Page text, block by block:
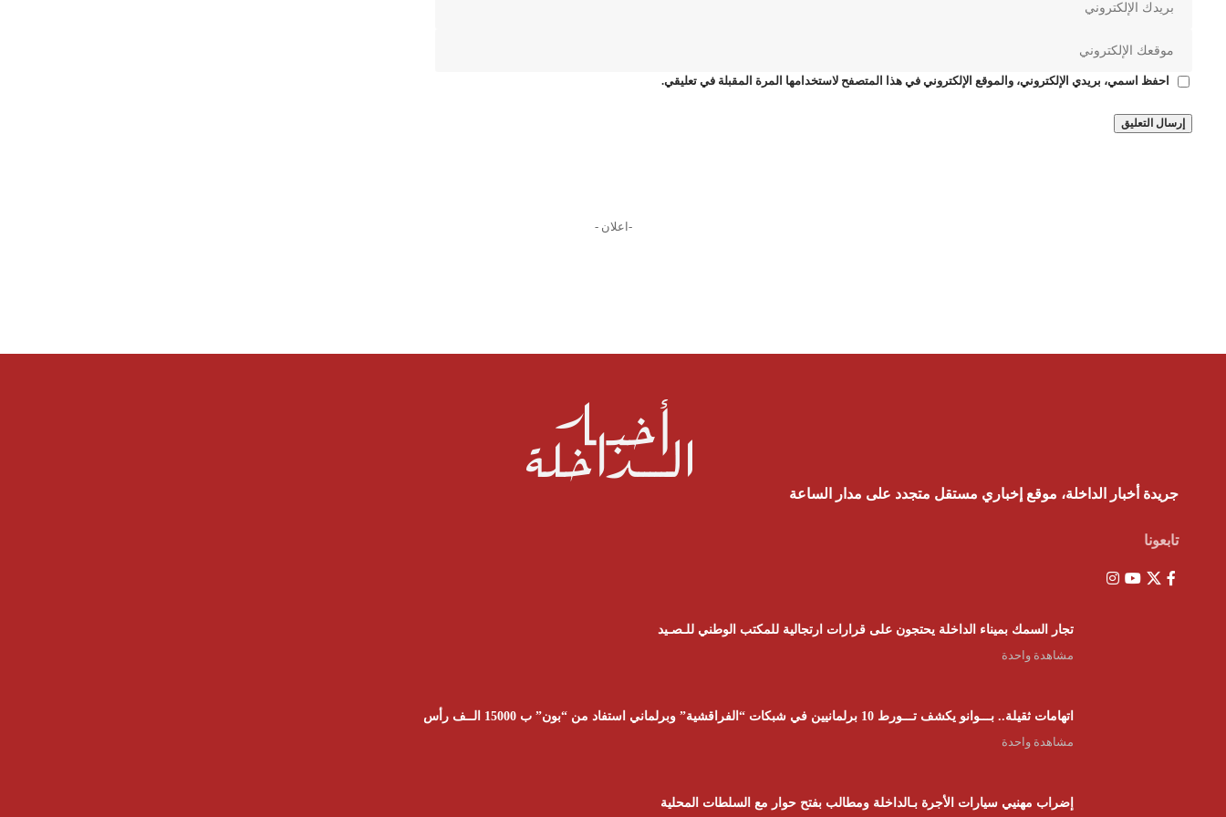
احفظ اسمي، بريدي الإلكتروني، والموقع الإلكتروني في هذا المتصفح لاستخدامها المرة المقبلة في تعليقي.
-اعلان -
جريدة أخبار الداخلة، موقع إخباري مستقل متجدد على مدار الساعة
تابعونا
تجار السمك بميناء الداخلة يحتجون على قرارات ارتجالية للمكتب الوطني للـصـيد
مشاهدة واحدة
اتهامات ثقيلة.. بـــوانو يكشف تـــورط 10 برلمانيين في شبكات “الفراقشية” وبرلماني استفاد من “بون” ب 15000 الــف رأس
مشاهدة واحدة
إضراب مهنيي سيارات الأجرة بـالداخلة ومطالب بفتح حوار مع السلطات المحلية